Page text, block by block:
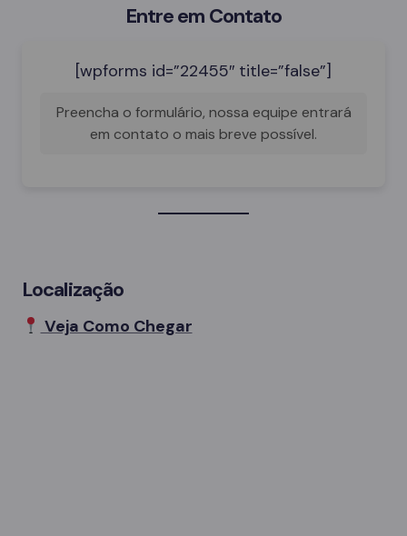
Entre em Contato
[wpforms id=”22455″ title=”false”]
Preencha o formulário, nossa equipe entrará
em contato o mais breve possível.
Localização
Veja Como Chegar